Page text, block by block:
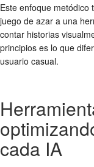
Este enfoque metódico
juego de azar a una
contar historias
principios es lo que
usuario casual.
cada IA